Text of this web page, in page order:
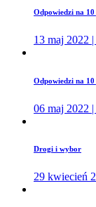
Odpowiedzi na
13 maj 2022
Odpowiedzi na
06 maj 2022
Drogi i wybor
29 kwiecień